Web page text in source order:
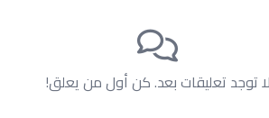
لا توجد تعليقات بعد. كن أول من يعلق!